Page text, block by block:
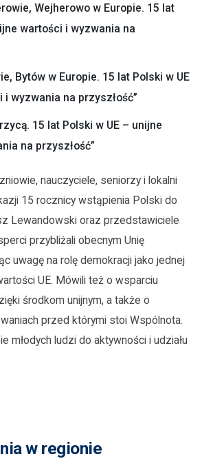
Wejherowo w Europie. 15 lat
wartości i wyzwania na
Bytów w Europie. 15 lat Polski w UE
wyzwania na przyszłość”
15 lat Polski w UE – unijne
na przyszłość”
nauczyciele, seniorzy i lokalni
15 rocznicy wstąpienia Polski do
Lewandowski oraz przedstawiciele
przybliżali obecnym Unię
uwagę na rolę demokracji jako jednej
UE. Mówili też o wsparciu
środkom unijnym, a także o
przed którymi stoi Wspólnota.
młodych ludzi do aktywności i udziału
w regionie